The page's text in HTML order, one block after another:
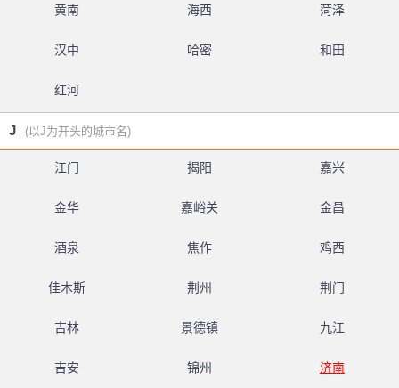
黄南 海西 菏泽
汉中 哈密 和田
红河
J (以J为开头的城市名)
江门 揭阳 嘉兴
金华 嘉峪关 金昌
酒泉 焦作 鸡西
佳木斯 荆州 荆门
吉林 景德镇 九江
吉安 锦州 济南